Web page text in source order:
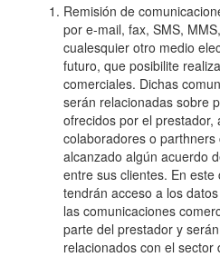
Remisión de
por e-mail, fax, SMS,
cualesquier otro medio
futuro, que posibilite
comerciales. Dichas
serán relacionadas sobre
ofrecidos por el
colaboradores o
alcanzado algún acuerdo
entre sus clientes. En
tendrán acceso a los
las comunicaciones
parte del prestador y
relacionados con el sector